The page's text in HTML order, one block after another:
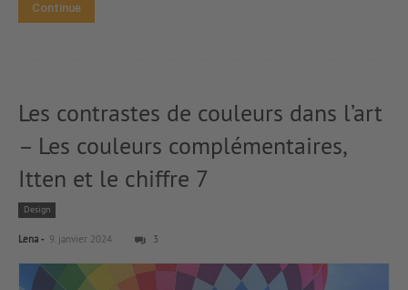
Continue
Les contrastes de couleurs dans l’art
– Les couleurs complémentaires,
Itten et le chiffre 7
Design
Lena - 9. janvier 2024 3